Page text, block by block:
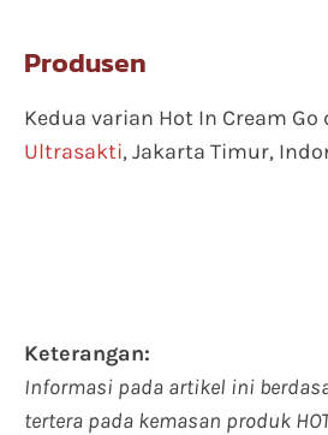
Produsen
Kedua varian Hot In Cream
Ultrasakti, Jakarta Timur,
Keterangan:
Informasi pada artikel ini
tertera pada kemasan produk